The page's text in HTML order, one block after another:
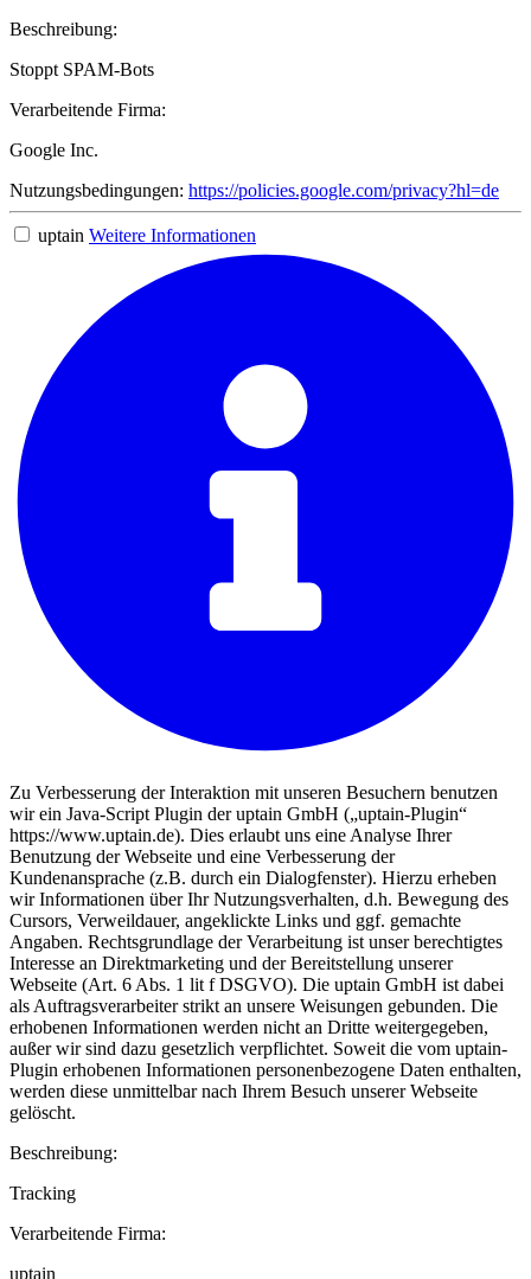
Beschreibung:
Stoppt SPAM-Bots
Verarbeitende Firma:
Google Inc.
Nutzungsbedingungen: https://policies.google.com/privacy?hl=de
uptain Weitere Informationen
Zu Verbesserung der Interaktion mit unseren Besuchern benutzen
wir ein Java-Script Plugin der uptain GmbH („uptain-Plugin“
https://www.uptain.de). Dies erlaubt uns eine Analyse Ihrer
Benutzung der Webseite und eine Verbesserung der
Kundenansprache (z.B. durch ein Dialogfenster). Hierzu erheben
wir Informationen über Ihr Nutzungsverhalten, d.h. Bewegung des
Cursors, Verweildauer, angeklickte Links und ggf. gemachte
Angaben. Rechtsgrundlage der Verarbeitung ist unser berechtigtes
Interesse an Direktmarketing und der Bereitstellung unserer
Webseite (Art. 6 Abs. 1 lit f DSGVO). Die uptain GmbH ist dabei
als Auftragsverarbeiter strikt an unsere Weisungen gebunden. Die
erhobenen Informationen werden nicht an Dritte weitergegeben,
außer wir sind dazu gesetzlich verpflichtet. Soweit die vom uptain-
Plugin erhobenen Informationen personenbezogene Daten enthalten,
werden diese unmittelbar nach Ihrem Besuch unserer Webseite
gelöscht.
Beschreibung:
Tracking
Verarbeitende Firma:
uptain